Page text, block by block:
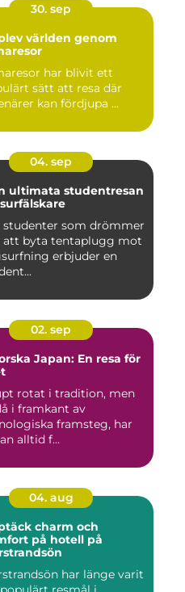
30. sep
världen genom
har blivit ett
sätt att resa där
kan fördjupa ...
04. sep
ultimata studentresan
studenter som drömmer
att byta tentaplugg mot
erbjuder en
02. sep
Japan: En resa för
rotat i tradition, men
i framkant av
framsteg, har
alltid f...
04. aug
charm och
på hotell på
har länge varit